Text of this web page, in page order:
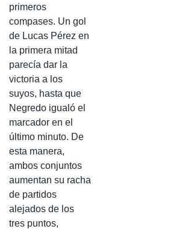
primeros
compases. Un gol
de Lucas Pérez en
la primera mitad
parecía dar la
victoria a los
suyos, hasta que
Negredo igualó el
marcador en el
último minuto. De
esta manera,
ambos conjuntos
aumentan su racha
de partidos
alejados de los
tres puntos,